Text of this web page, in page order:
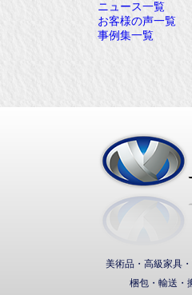
ニュース一覧
お客様の声一覧
事例集一覧
美術品・高級家具
梱包・輸送・